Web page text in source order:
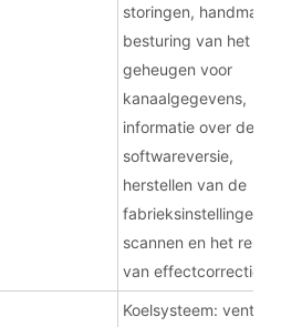
storingen,
besturing van het
geheugen voor
kanaalgegevens,
informatie over de
softwareversie,
herstellen van de
fabrieksinstellingen,
scannen en het
van effectcorrectie.
Koelsysteem: